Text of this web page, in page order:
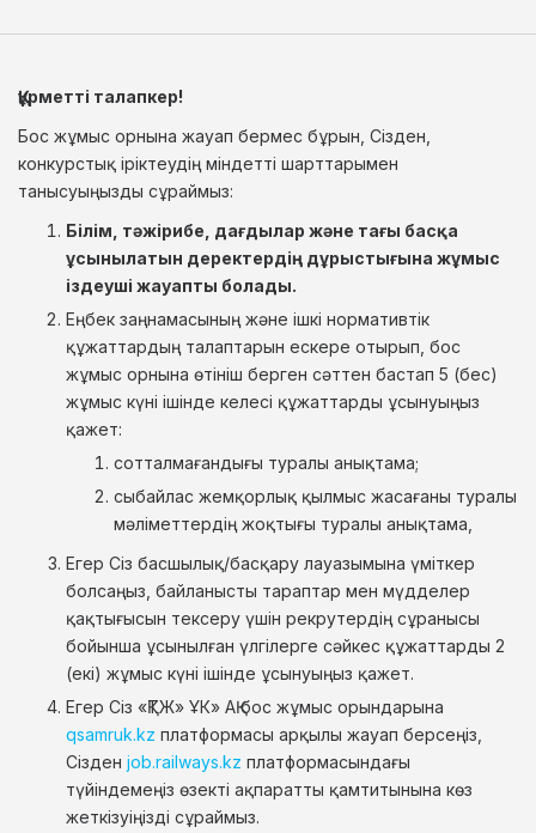
Құрметті талапкер!
Бос жұмыс орнына жауап бермес бұрын, Сізден,
конкурстық іріктеудің міндетті шарттарымен
танысуыңызды сұраймыз:
Білім, тәжірибе, дағдылар және тағы басқа
ұсынылатын деректердің дұрыстығына жұмыс
іздеуші жауапты болады.
Еңбек заңнамасының және ішкі нормативтік
құжаттардың талаптарын ескере отырып, бос
жұмыс орнына өтініш берген сәттен бастап 5 (бес)
жұмыс күні ішінде келесі құжаттарды ұсынуыңыз
қажет:
сотталмағандығы туралы анықтама;
сыбайлас жемқорлық қылмыс жасағаны туралы
мәліметтердің жоқтығы туралы анықтама,
Егер Сіз басшылық/басқару лауазымына үміткер
болсаңыз, байланысты тараптар мен мүдделер
қақтығысын тексеру үшін рекрутердің сұранысы
бойынша ұсынылған үлгілерге сәйкес құжаттарды 2
(екі) жұмыс күні ішінде ұсынуыңыз қажет.
Егер Сіз «ҚТЖ» ҰК» АҚ бос жұмыс орындарына
qsamruk.kz платформасы арқылы жауап берсеңіз,
Сізден job.railways.kz платформасындағы
түйіндемеңіз өзекті ақпаратты қамтитынына көз
жеткізуіңізді сұраймыз.